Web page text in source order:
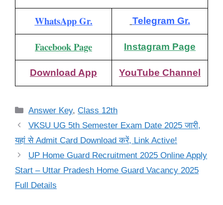
WhatsApp Gr. Telegram Gr.
Facebook Page Instagram Page
Download App YouTube Channel
Categories
Answer Key,Class 12th
VKSU UG 5th Semester Exam Date 2025 जारी,
यहां से Admit Card Download करें, Link Active!
UP Home Guard Recruitment 2025 Online Apply
Start – Uttar Pradesh Home Guard Vacancy 2025
Full Details